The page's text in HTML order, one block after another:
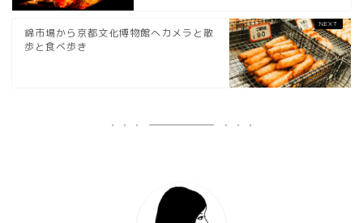
錦市場から京都文化博物館へカメラと散
歩と食べ歩き